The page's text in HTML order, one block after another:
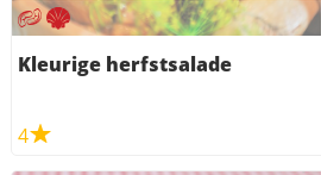
Kleurige herfstsalade
4